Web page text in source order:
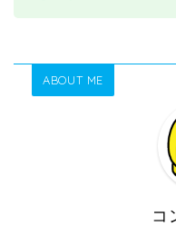
ABOUT ME
コ